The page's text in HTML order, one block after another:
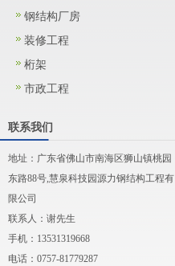
钢结构厂房
装修工程
桁架
市政工程
联系我们
地址：广东省佛山市南海区狮山镇桃园
东路88号,慧泉科技园源力钢结构工程有
限公司
联系人：谢先生
手机：13531319668
电话：0757-81779287